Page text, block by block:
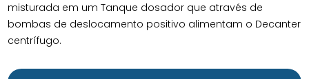
misturada em um Tanque dosador que através de
bombas de deslocamento positivo alimentam o Decanter
centrífugo.